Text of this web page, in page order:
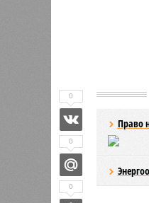
Право
0
0
0